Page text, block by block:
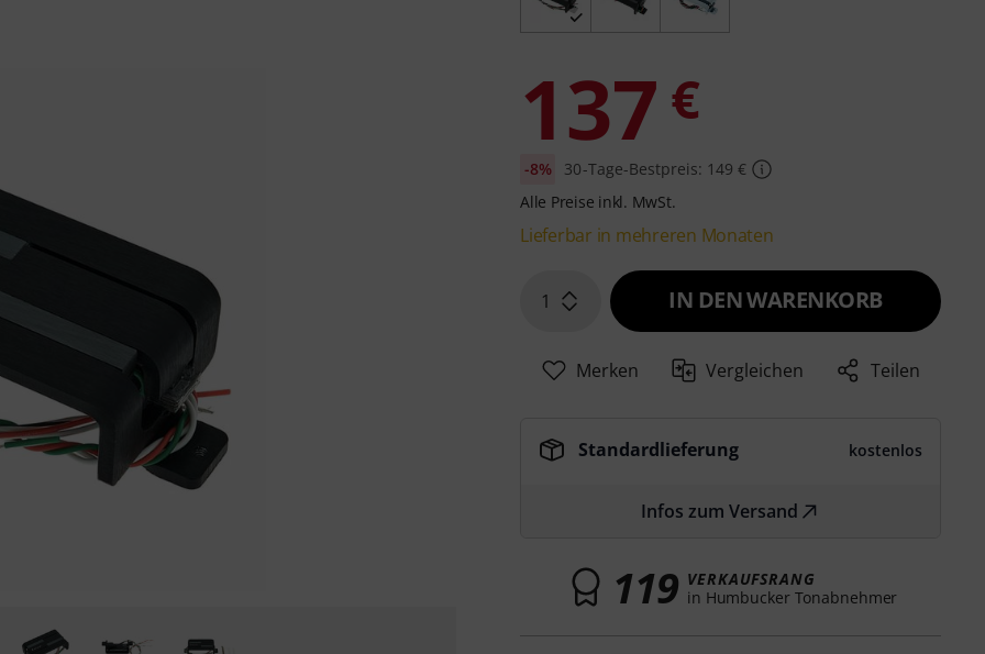
137 €
-8%
30-Tage-Bestpreis: 149 €
Alle Preise inkl. MwSt.
Lieferbar in mehreren Monaten
1 IN DEN WARENKORB
Merken Vergleichen Teilen
Standardlieferung kostenlos
Infos zum Versand
119 VERKAUFSRANG
in Humbucker Tonabnehmer